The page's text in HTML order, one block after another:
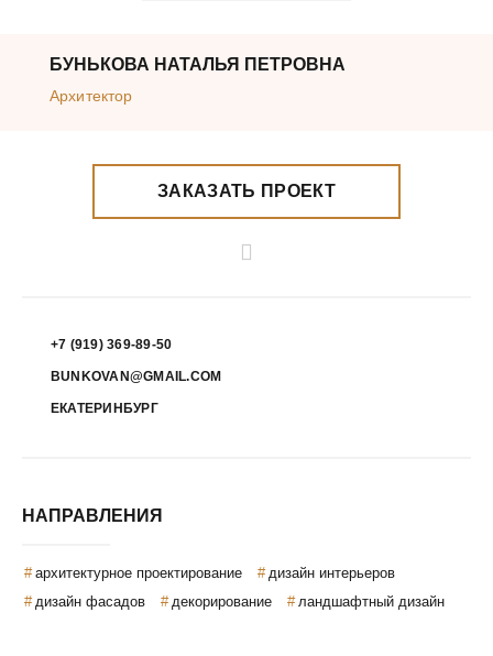
БУНЬКОВА НАТАЛЬЯ ПЕТРОВНА
Архитектор
ЗАКАЗАТЬ ПРОЕКТ
+7 (919) 369-89-50
BUNKOVAN@GMAIL.COM
ЕКАТЕРИНБУРГ
НАПРАВЛЕНИЯ
архитектурное проектирование
дизайн интерьеров
дизайн фасадов
декорирование ландшафтный дизайн